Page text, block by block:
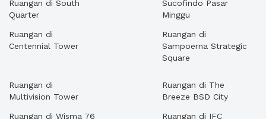
Ruangan di South
Quarter
Ruangan di
Centennial Tower
Sucofindo Pasar
Minggu
Ruangan di
Sampoerna Strategic
Square
Ruangan di
Multivision Tower
Ruangan di Wisma 76
Ruangan di The
Breeze BSD City
Ruangan di IFC